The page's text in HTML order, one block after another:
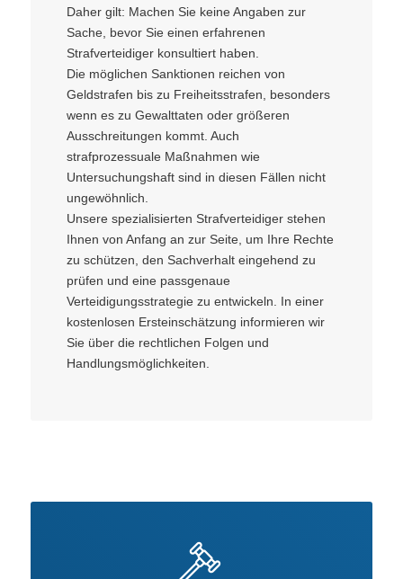
Daher gilt: Machen Sie keine Angaben zur
Sache, bevor Sie einen erfahrenen
Strafverteidiger konsultiert haben.
Die möglichen Sanktionen reichen von
Geldstrafen bis zu Freiheitsstrafen, besonders
wenn es zu Gewalttaten oder größeren
Ausschreitungen kommt. Auch
strafprozessuale Maßnahmen wie
Untersuchungshaft sind in diesen Fällen nicht
ungewöhnlich.
Unsere spezialisierten Strafverteidiger stehen
Ihnen von Anfang an zur Seite, um Ihre Rechte
zu schützen, den Sachverhalt eingehend zu
prüfen und eine passgenaue
Verteidigungsstrategie zu entwickeln. In einer
kostenlosen Ersteinschätzung informieren wir
Sie über die rechtlichen Folgen und
Handlungsmöglichkeiten.